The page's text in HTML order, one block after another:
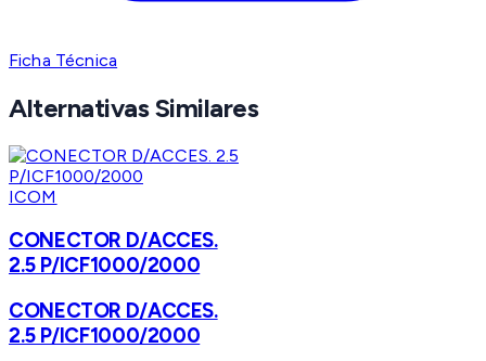
Ficha Técnica
Alternativas Similares
ICOM
CONECTOR D/ACCES.
2.5 P/ICF1000/2000
CONECTOR D/ACCES.
2.5 P/ICF1000/2000